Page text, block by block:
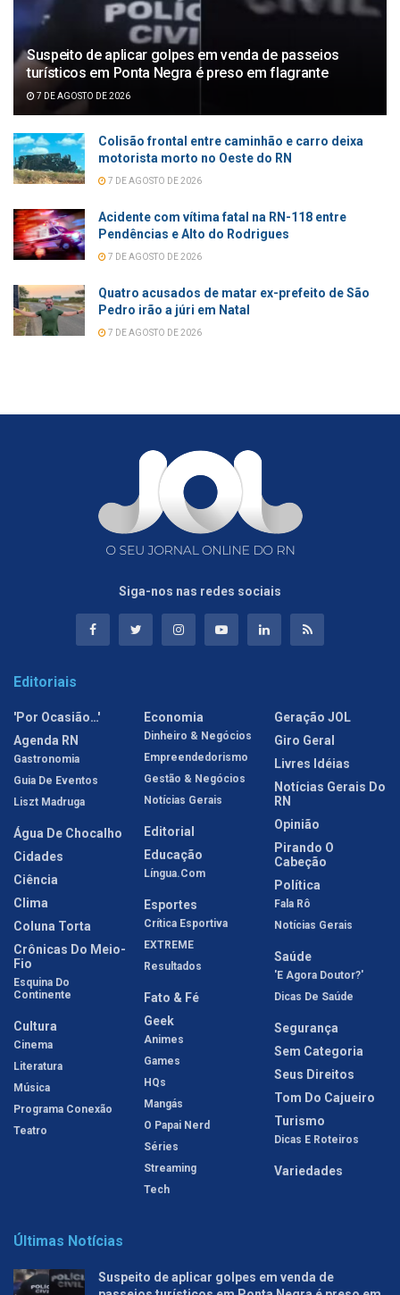
Suspeito de aplicar golpes em venda de passeios
turísticos em Ponta Negra é preso em flagrante
7 DE AGOSTO DE 2026
Colisão frontal entre caminhão e carro deixa
motorista morto no Oeste do RN
7 DE AGOSTO DE 2026
Acidente com vítima fatal na RN-118 entre
Pendências e Alto do Rodrigues
7 DE AGOSTO DE 2026
Quatro acusados de matar ex-prefeito de São
Pedro irão a júri em Natal
7 DE AGOSTO DE 2026
Siga-nos nas redes sociais
Editoriais
'Por Ocasião…'
Agenda RN
Gastronomia
Guia De Eventos
Liszt Madruga
Água De Chocalho
Cidades
Ciência
Clima
Coluna Torta
Crônicas Do Meio-
Fio
Esquina Do
Continente
Cultura
Cinema
Literatura
Música
Programa Conexão
Teatro
Economia
Dinheiro & Negócios
Empreendedorismo
Gestão & Negócios
Notícias Gerais
Editorial
Educação
Língua.com
Esportes
Crítica Esportiva
EXTREME
Resultados
Fato & Fé
Geek
Animes
Games
HQs
Mangás
O Papai Nerd
Séries
Streaming
Tech
Geração JOL
Giro Geral
Livres Idéias
Notícias Gerais Do
RN
Opinião
Pirando O
Cabeção
Política
Fala Rô
Notícias Gerais
Saúde
'E Agora Doutor?'
Dicas De Saúde
Segurança
Sem Categoria
Seus Direitos
Tom Do Cajueiro
Turismo
Dicas E Roteiros
Variedades
Últimas Notícias
Suspeito de aplicar golpes em venda de